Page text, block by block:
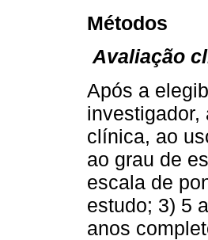
Métodos
Avaliação
Após a
investigador,
clínica, ao
ao grau de
escala de
estudo; 3) 5
anos